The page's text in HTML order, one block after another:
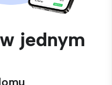
jednym